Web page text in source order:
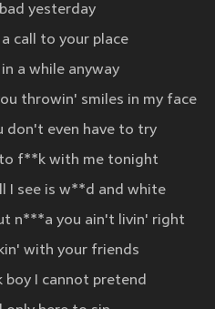
yesterday
call to your place
a while anyway
throwin' smiles in my face
don't even have to try
f**k with me tonight
I see is w**d and white
n***a you ain't livin' right
with your friends
boy I cannot pretend